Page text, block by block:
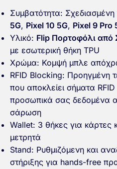
Συμβατότητα: Σχεδιασμένη
5G, Pixel 10 5G, Pixel 9 Pro
Υλικό: Flip Πορτοφόλι από
με εσωτερική θήκη TPU
Χρώμα: Κομψή μπλε
RFID Blocking: Προηγμένη
που αποκλείει σήματα
προσωπικά σας δεδομένα
σάρωση
Wallet: 3 θήκες για κάρτες
μετρητά
Stand: Ρυθμιζόμενη και
στήριξης για hands-free